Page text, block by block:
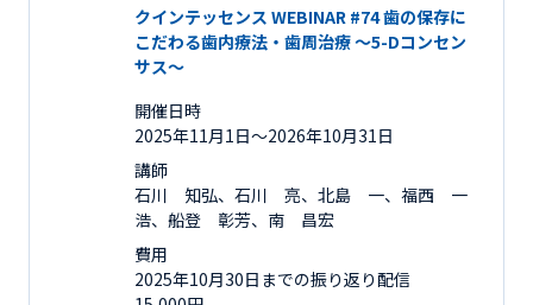
クインテッセンス WEBINAR #74 歯の保存に
こだわる歯内療法・歯周治療 ～5-Dコンセン
サス～
開催日時
2025年11月1日〜2026年10月31日
講師
石川 知弘、石川 亮、北島 一、福西 一
浩、船登 彰芳、南 昌宏
費用
2025年10月30日までの振り返り配信